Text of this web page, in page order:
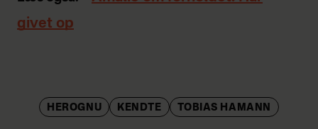
givet op
HEROGNU KENDTE TOBIAS HAMANN